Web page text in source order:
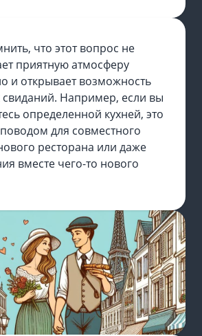
что этот вопрос не
приятную атмосферу
и открывает возможность
Например, если вы
определенной кухней, это
для совместного
ресторана или даже
вместе чего-то нового